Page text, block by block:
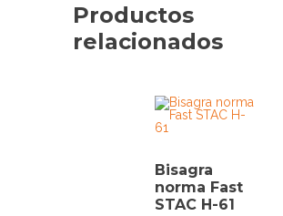
Productos
relacionados
Bisagra
norma Fast
STAC H-61